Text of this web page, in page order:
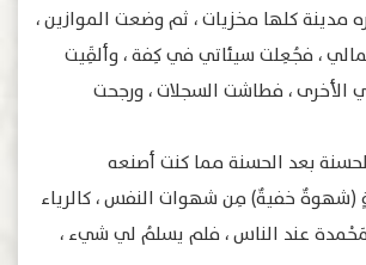
ﻛﻠﻬﺎ ﻣﺨﺰﻳﺎﺕ ، ﺛﻢ ﻭﺿﻌﺖ ﺍﻟﻤﻮﺍﺯﻳﻦ ،
، ﻓﺠُﻌِﻠﺖ ﺳﻴﺌﺎﺗﻲ ﻓﻲ ﻛِﻔﺔ ، ﻭﺃﻟﻘَِﻴﺖ
، ﻓﻄﺎﺷﺖ ﺍﻟﺴﺠﻼ‌ﺕ ، ﻭﺭﺟﺤﺖ
ﺑﻌﺪ ﺍﻟﺤﺴﻨﺔ ﻣﻤﺎ ﻛﻨﺖ ﺃﺻﻨﻌﻪ
(ﺷﻬﻮﺓٌ ﺧﻔﻴﺔٌ) ﻣِﻦ ﺷﻬﻮﺍﺕ ﺍﻟﻨﻔﺲ ، ﻛﺎﻟﺮﻳﺎﺀ
ﻋﻨﺪ ﺍﻟﻨﺎﺱ ، ﻓﻠﻢ ﻳﺴﻠﻢُ ﻟﻲ ﺷﻲﺀ ،